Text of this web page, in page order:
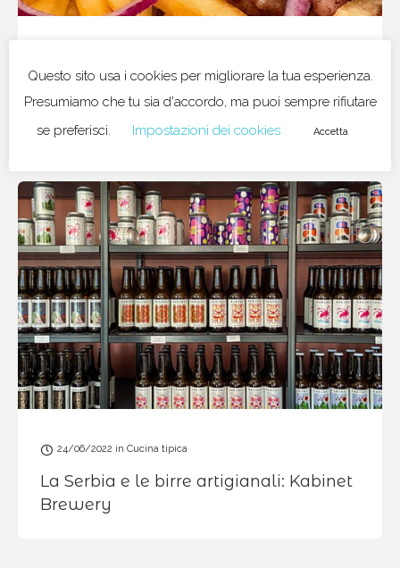
Ćevapi, il piatto simbolo dei paesi
balcanici
24/06/2022 in Cucina tipica
La Serbia e le birre artigianali: Kabinet
Brewery
Questo sito usa i cookies per migliorare la tua esperienza.
Presumiamo che tu sia d'accordo, ma puoi sempre rifiutare
se preferisci.
Impostazioni dei cookies Accetta